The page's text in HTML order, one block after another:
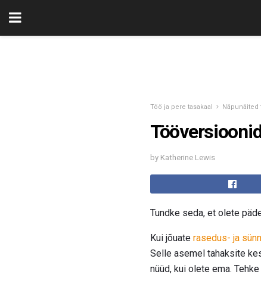
Töö ja pere tasakaal
by Katherine Lewis
Tundke seda, et olete
Kui jõuate rasedus- ja
Selle asemel tahaksite
nüüd, kui olete ema.